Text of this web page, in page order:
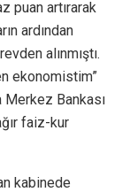
puan artırarak
ardından
alınmıştı.
ekonomistim”
Merkez Bankası
faiz-kur
kabinede